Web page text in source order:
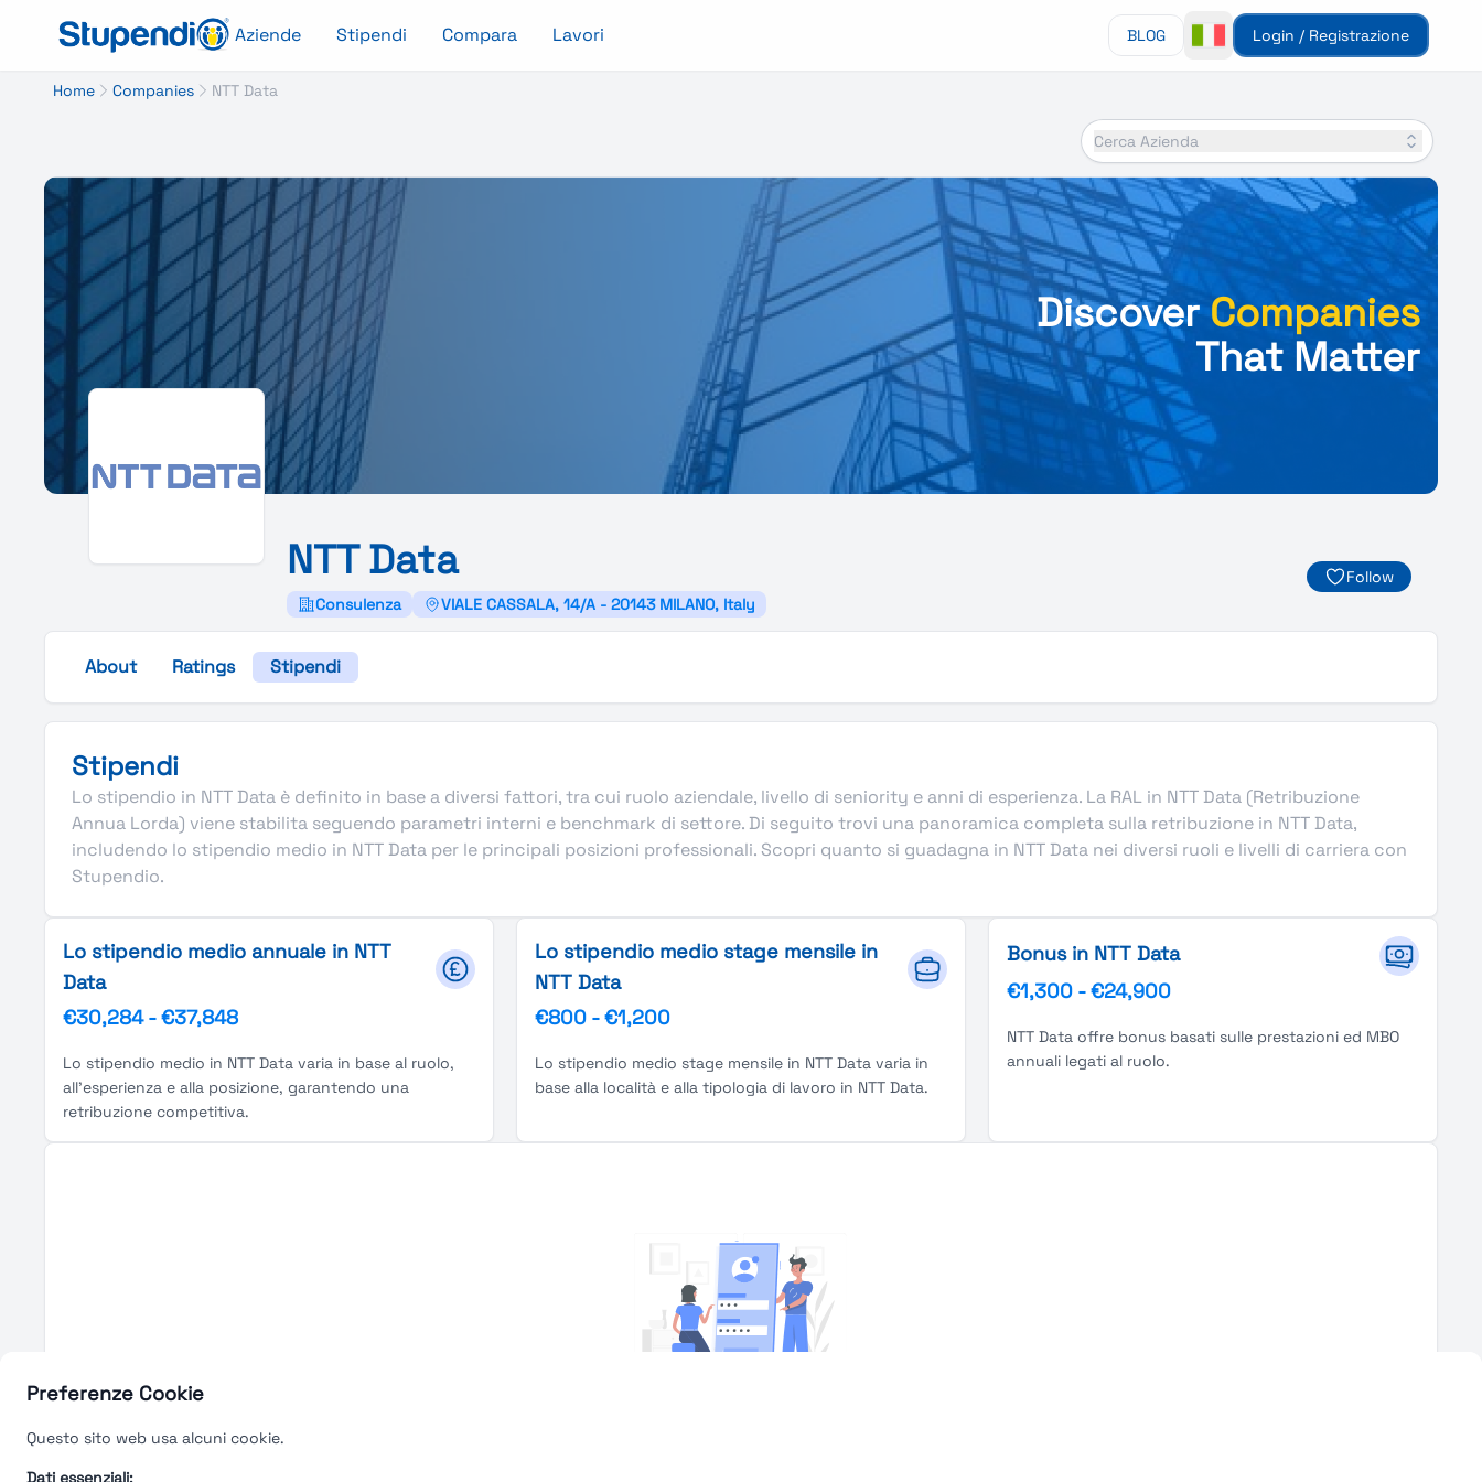
Preferenze Cookie
Questo sito web usa alcuni cookie.
Dati essenziali:
Aziende Stipendi Compara Lavori BLOG Login / Registrazione
Home Companies NTT Data
Cerca Azienda
DiscoverCompanies
That Matter
NTTData
Consulenza VIALE CASSALA, 14/A - 20143 MILANO, Italy
Follow
About Ratings Stipendi
Stipendi
Lo stipendio in NTT Data è definito in base a diversi fattori, tra cui ruolo aziendale, livello di seniority e anni di esperienza. La RAL in NTT Data (Retribuzione
Annua Lorda) viene stabilita seguendo parametri interni e benchmark di settore. Di seguito trovi una panoramica completa sulla retribuzione in NTT Data,
includendo lo stipendio medio in NTT Data per le principali posizioni professionali. Scopri quanto si guadagna in NTT Data nei diversi ruoli e livelli di carriera con
Stupendio.
Lo stipendio medio annuale in NTT
Data
€30,284-€37,848
Lo stipendio medio in NTT Data varia in base al ruolo,
all'esperienza e alla posizione, garantendo una
retribuzione competitiva.
Lo stipendio medio stage mensile in
NTT Data
€800 -€1,200
Lo stipendio medio stage mensile in NTT Data varia in
base alla località e alla tipologia di lavoro in NTT Data.
Bonus in NTT Data
€1,300 -€24,900
NTT Data offre bonus basati sulle prestazioni ed MBO
annuali legati al ruolo.